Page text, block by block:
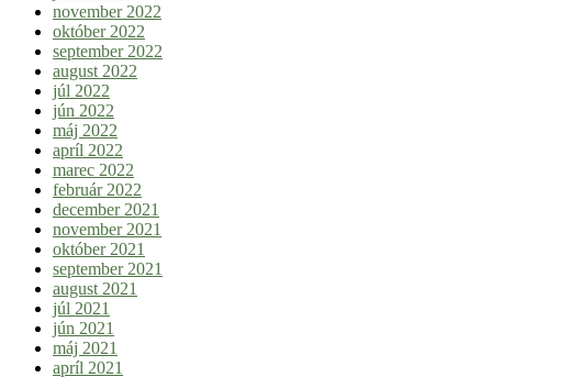
november 2022
október 2022
september 2022
august 2022
júl 2022
jún 2022
máj 2022
apríl 2022
marec 2022
február 2022
december 2021
november 2021
október 2021
september 2021
august 2021
júl 2021
jún 2021
máj 2021
apríl 2021